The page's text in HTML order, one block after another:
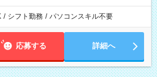
/ シフト勤務 / パソコンスキル不要
応募する 詳細へ